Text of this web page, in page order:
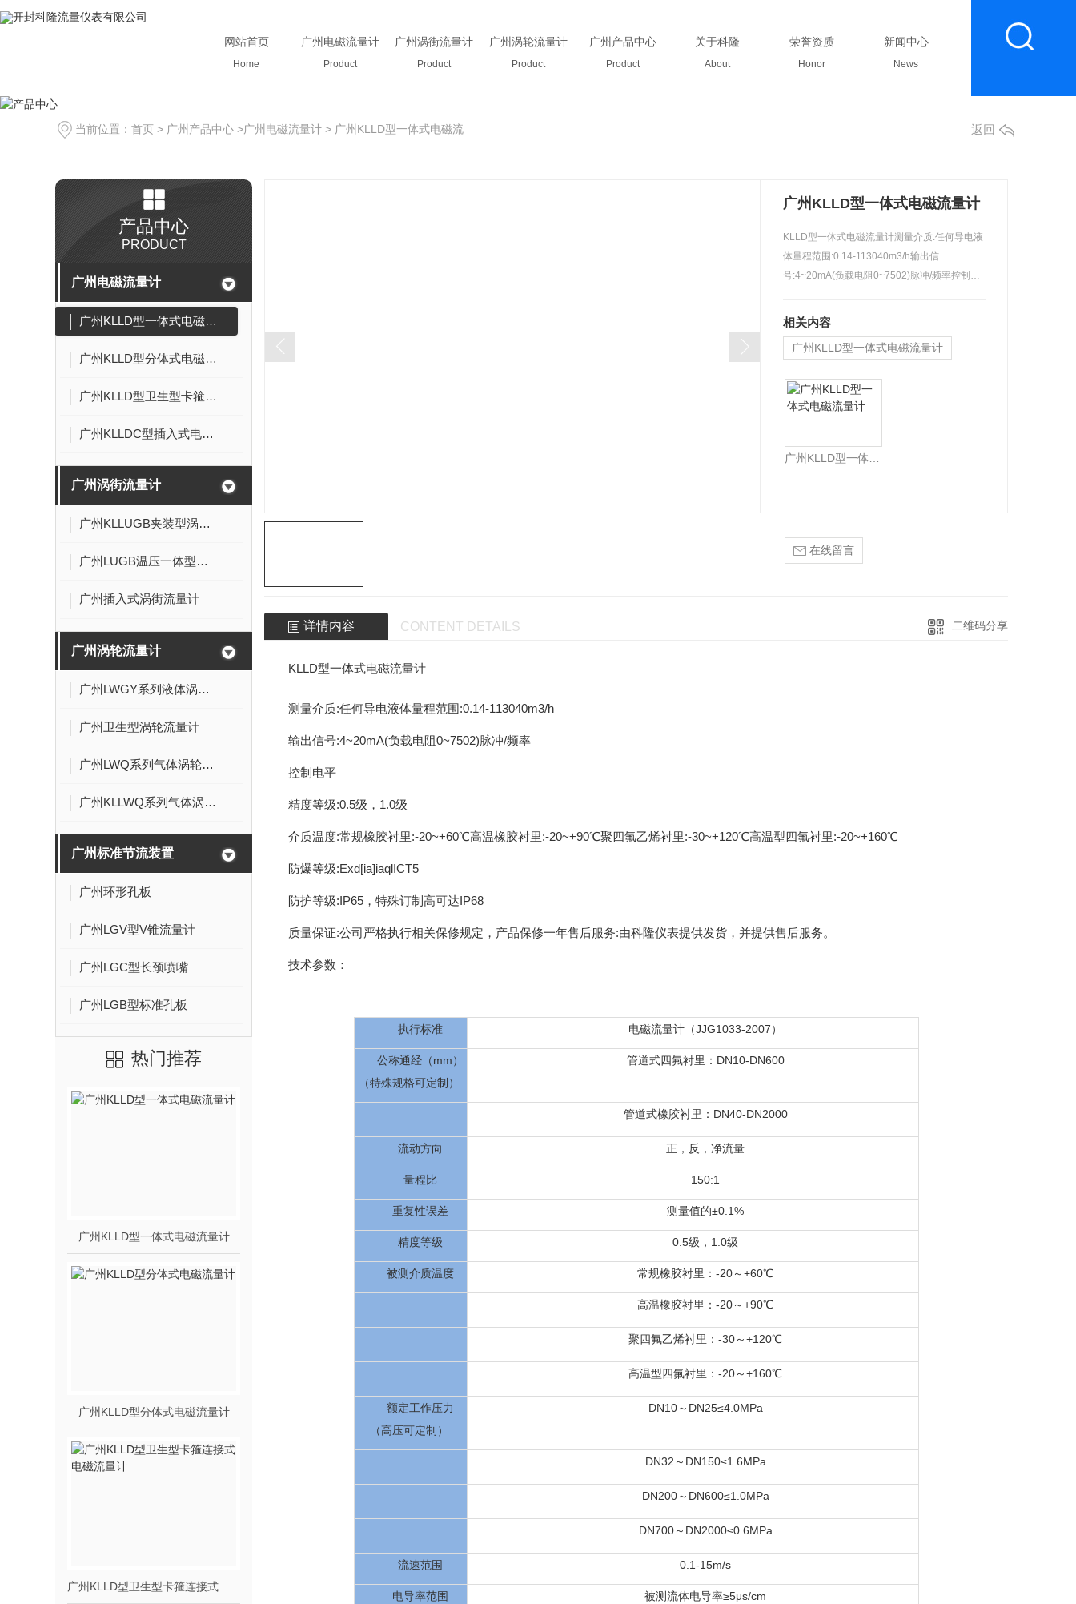
网站首页
Home
广州电磁流量计
Product
广州涡街流量计
Product
广州涡轮流量计
Product
广州产品中心
Product
关于科隆
About
荣誉资质
Honor
新闻中心
News
联系我们
当前位置： 首页 > 广州产品中心 >广州电磁流量计 > 广州KLLD型一体式电磁流 返回
产品中心
PRODUCT
广州电磁流量计
广州KLLD型一体式电磁流量计
广州KLLD型分体式电磁流量计
广州KLLD型卫生型卡箍连接式电磁流量计
广州KLLDC型插入式电磁流量计
广州涡街流量计
广州KLLUGB夹装型涡街流量计
广州LUGB温压一体型涡街流量计
广州插入式涡街流量计
广州涡轮流量计
广州LWGY系列液体涡轮流量计
广州卫生型涡轮流量计
广州LWQ系列气体涡轮流量计
广州KLLWQ系列气体涡轮流量计
广州标准节流装置
广州环形孔板
广州LGV型V锥流量计
广州LGC型长颈喷嘴
广州LGB型标准孔板
热门推荐
广州KLLD型一体式电磁流量计
广州KLLD型分体式电磁流量计
广州KLLD型卫生型卡箍连接式电磁流量计
广州KLLD型一体式电磁流量计
KLLD型一体式电磁流量计测量介质:任何导电液
体量程范围:0.14-113040m3/h输出信
号:4~20mA(负载电阻0~7502)脉冲/频率控制电
相关内容
广州KLLD型一体式电磁流量计
在线留言
详情内容 CONTENT DETAILS 二维码分享
KLLD型一体式电磁流量计
测量介质:任何导电液体量程范围:0.14-113040m3/h
输出信号:4~20mA(负载电阻0~7502)脉冲/频率
控制电平
精度等级:0.5级，1.0级
介质温度:常规橡胶衬里:-20~+60℃高温橡胶衬里:-20~+90℃聚四氟乙烯衬里:-30~+120℃高温型四氟衬里:-20~+160℃
防爆等级:Exd[ia]iaqlICT5
防护等级:IP65，特殊订制高可达IP68
质量保证:公司严格执行相关保修规定，产品保修一年售后服务:由科隆仪表提供发货，并提供售后服务。
技术参数：
执行标准 电磁流量计（JJG1033-2007）
公称通经（mm）
（特殊规格可定制）
管道式四氟衬里：DN10-DN600
管道式橡胶衬里：DN40-DN2000
流动方向 正，反，净流量
量程比 150:1
重复性误差 测量值的±0.1%
精度等级 0.5级，1.0级
被测介质温度 常规橡胶衬里：-20～+60℃
高温橡胶衬里：-20～+90℃
聚四氟乙烯衬里：-30～+120℃
高温型四氟衬里：-20～+160℃
额定工作压力
（高压可定制）
DN10～DN25≤4.0MPa
DN32～DN150≤1.6MPa
DN200～DN600≤1.0MPa
DN700～DN2000≤0.6MPa
流速范围 0.1-15m/s
电导率范围 被测流体电导率≥5μs/cm